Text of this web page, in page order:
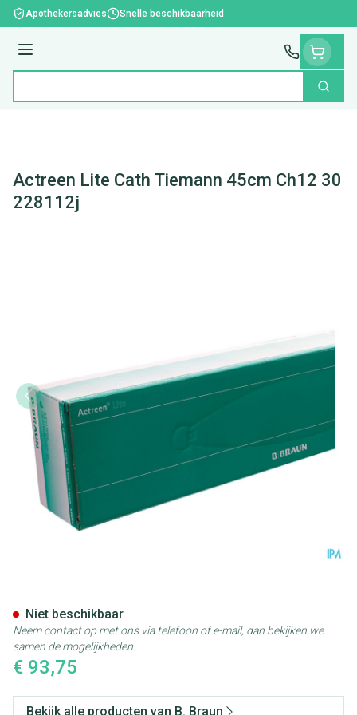
Ga naar de inhoud
Apothekersadvies Snelle beschikbaarheid
Menu
Zoek
Actreen Lite Cath Tiemann 45cm Ch12 30
228112j
€ 93,75
Niet beschikbaar
Neem contact op met ons via telefoon of e-mail, dan bekijken we
samen de mogelijkheden.
Bekijk alle producten van B. Braun